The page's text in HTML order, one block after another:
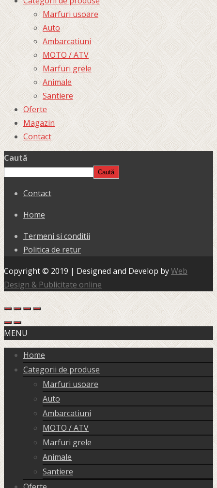
Marfuri usoare
Auto
Ambarcatiuni
MOTO / ATV
Marfuri grele
Animale
Santiere
Oferte
Magazin
Contact
Caută
Caută
Contact
Home
Termeni si conditii
Politica de retur
Copyright © 2019 | Designed and Develop byWeb
Design & Publicitate online
MENU
Home
Categorii de produse
Marfuri usoare
Auto
Ambarcatiuni
MOTO / ATV
Marfuri grele
Animale
Santiere